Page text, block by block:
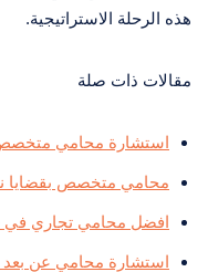
هذه الرحلة الاستراتيجية.
مقالات ذات صلة
استشارة محامي متخصص
محامي متخصص بقضايا
افضل محامي تجاري في
استشارة محامي عن بعد